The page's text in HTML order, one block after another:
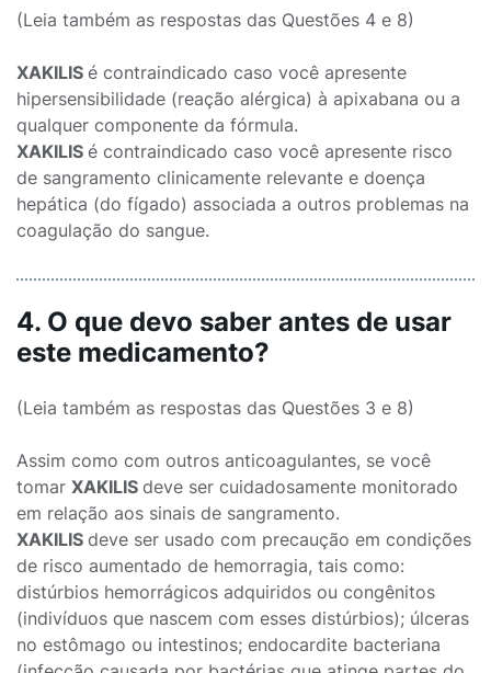
(Leia também as respostas das Questões 4 e 8)
XAKILIS é contraindicado caso você apresente
hipersensibilidade (reação alérgica) à apixabana ou a
qualquer componente da fórmula.
XAKILIS é contraindicado caso você apresente risco
de sangramento clinicamente relevante e doença
hepática (do fígado) associada a outros problemas na
coagulação do sangue.
4. O que devo saber antes de usar
este medicamento?
(Leia também as respostas das Questões 3 e 8)
Assim como com outros anticoagulantes, se você
tomar XAKILIS deve ser cuidadosamente monitorado
em relação aos sinais de sangramento.
XAKILIS deve ser usado com precaução em condições
de risco aumentado de hemorragia, tais como:
distúrbios hemorrágicos adquiridos ou congênitos
(indivíduos que nascem com esses distúrbios); úlceras
no estômago ou intestinos; endocardite bacteriana